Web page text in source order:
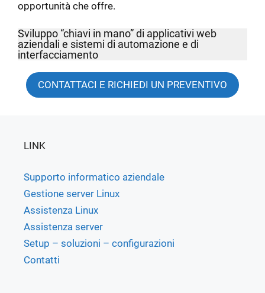
opportunità che offre.
Sviluppo “chiavi in mano” di applicativi web
aziendali e sistemi di automazione e di
interfacciamento
CONTATTACI E RICHIEDI UN PREVENTIVO
LINK
Supporto informatico aziendale
Gestione server Linux
Assistenza Linux
Assistenza server
Setup – soluzioni – configurazioni
Contatti